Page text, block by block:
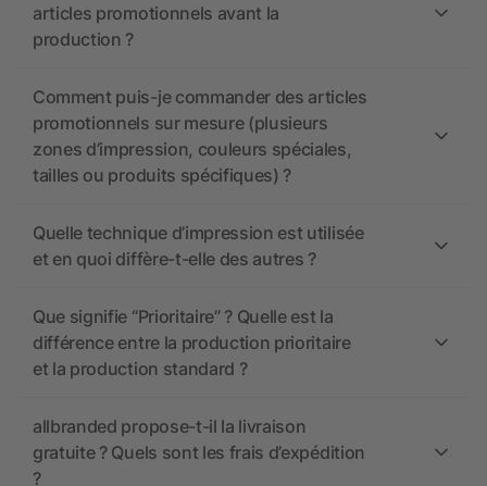
articles promotionnels avant la
production ?
Comment puis-je commander des articles
promotionnels sur mesure (plusieurs
zones d’impression, couleurs spéciales,
tailles ou produits spécifiques) ?
Quelle technique d’impression est utilisée
et en quoi diffère-t-elle des autres ?
Que signifie “Prioritaire” ? Quelle est la
différence entre la production prioritaire
et la production standard ?
allbranded propose-t-il la livraison
gratuite ? Quels sont les frais d’expédition
?